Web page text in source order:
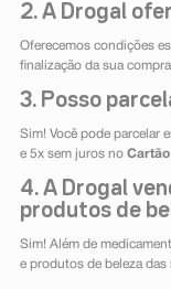
2. A Drogal
Oferecemos condições
finalização da sua
3. Posso
Sim! Você pode parcelar
e 5x sem juros no Cartão
4. A Drogal
produtos de
Sim! Além de
e produtos de beleza das